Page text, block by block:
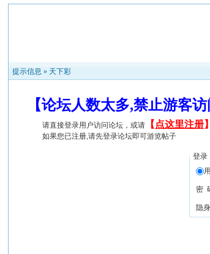
提示信息 » 天下彩
【论坛人数太多,禁止游客
请直接登录用户访问论坛，或请 【 点这里注册】
如果您已注册,请先登录论坛即可游览帖子
登录
密
隐